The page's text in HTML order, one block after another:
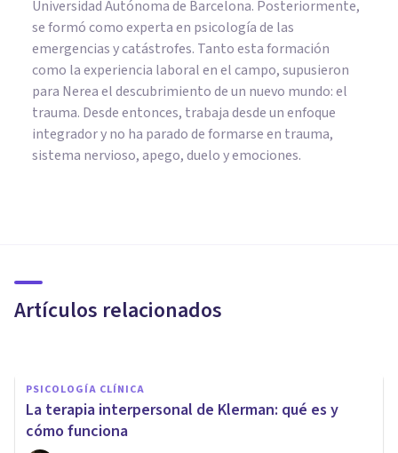
Universidad Autónoma de Barcelona. Posteriormente,
se formó como experta en psicología de las
emergencias y catástrofes. Tanto esta formación
como la experiencia laboral en el campo, supusieron
para Nerea el descubrimiento de un nuevo mundo: el
trauma. Desde entonces, trabaja desde un enfoque
integrador y no ha parado de formarse en trauma,
sistema nervioso, apego, duelo y emociones.
Artículos relacionados
psicoterapia en Málaga
PSICOLOGÍA CLÍNICA
La terapia interpersonal de Klerman: qué es y
cómo funciona